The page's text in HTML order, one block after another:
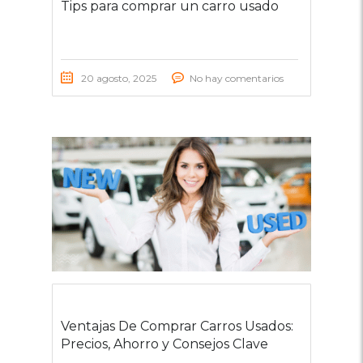
Tips para comprar un carro usado
20 agosto, 2025 No hay comentarios
Ventajas De Comprar Carros Usados:
Precios, Ahorro y Consejos Clave